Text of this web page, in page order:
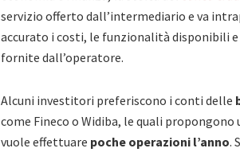
servizio offerto dall’intermediario e va
accurato i costi, le funzionalità disponibili
fornite dall’operatore.
Alcuni investitori preferiscono i conti delle
come Fineco o Widiba, le quali propongono
vuole effettuare poche operazioni l’anno.